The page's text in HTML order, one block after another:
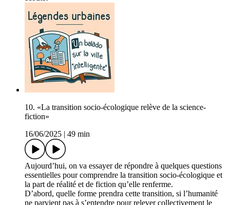
10. «La transition socio-écologique relève de la science-
fiction»
16/06/2025
49 min
Aujourd’hui, on va essayer de répondre à quelques questions
essentielles pour comprendre la transition socio-écologique et
la part de réalité et de fiction qu’elle renferme.
D’abord, quelle forme prendra cette transition, si l’humanité
ne parvient pas à s’entendre pour relever collectivement le